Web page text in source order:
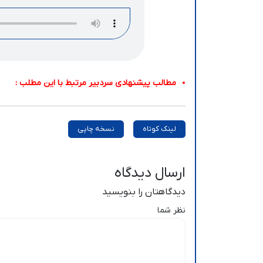
مطالب پیشنهادی سردبیر مرتبط با این مطلب :
لینک کوتاه نسخه چاپی
ارسال دیدگاه
دیدگاهتان را بنویسید
نظر شما